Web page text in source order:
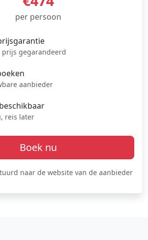
per persoon
prijs gegarandeerd
aanbieder
reis later
Boek nu
naar de website van de aanbieder